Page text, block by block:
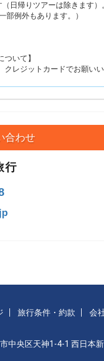
日帰りツアーは除きます
部例外もあります。）
ついて】
レジットカードでお願いい
合わせ
行
旅行条件・約款 会
中央区天神1-4-1 西日本